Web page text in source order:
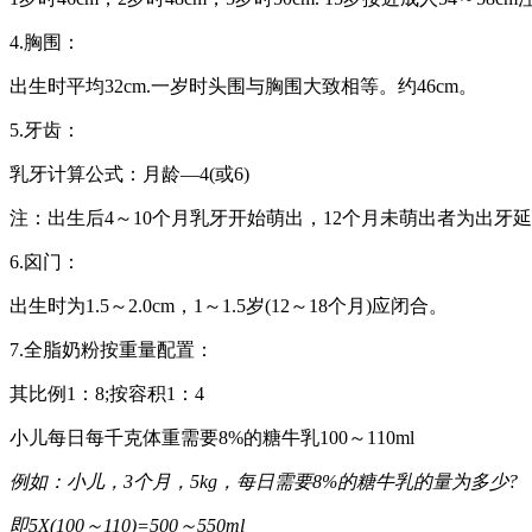
4.胸围：
出生时平均32cm.一岁时头围与胸围大致相等。约46cm。
5.牙齿：
乳牙计算公式：月龄—4(或6)
注：出生后4～10个月乳牙开始萌出，12个月未萌出者为出牙
6.囟门：
出生时为1.5～2.0cm，1～1.5岁(12～18个月)应闭合。
7.全脂奶粉按重量配置：
其比例1：8;按容积1：4
小儿每日每千克体重需要8%的糖牛乳100～110ml
例如：小儿，3个月，5kg，每日需要8%的糖牛乳的量为多少?
即5X(100～110)=500～550ml